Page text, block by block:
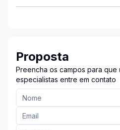
Proposta
Preencha os campos para que
especialistas entre em contato